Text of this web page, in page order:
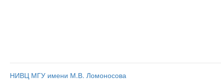
НИВЦ МГУ имени М.В. Ломоносова